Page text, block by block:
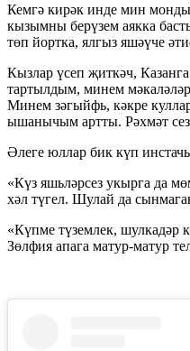
Кемгә кирәк инде мин
кызымны берүзем аякка
төп йортка, ялгыз яшәүче
Кызлар үсеп җиткәч,
тартылдым, минем
Минем зәгыйфь, кәкре
ышанычым артты. Рәхмәт
Әлеге юллар бик күп
«Күз яшьләрсез укырга да
хәл түгел. Шулай да
«Күпме түземлек, шулкадәр
Зөлфия апага матур-матур